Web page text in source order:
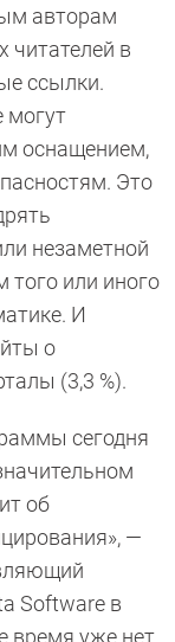
авторам
читателей в
ссылки.
могут
оснащением,
Это
незаметной
того или иного
И
о
(3,3 %).
сегодня
об
—
Software в